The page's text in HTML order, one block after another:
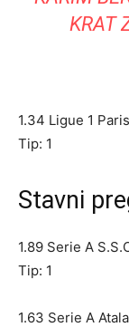
KRAT
1.34 Ligue 1
Tip: 1
Stavni
1.89 Serie A
Tip: 1
1.63 Serie A